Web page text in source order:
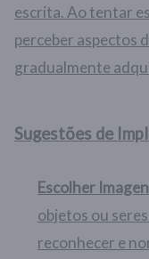
escrita. Ao tentar
perceber aspectos
gradualmente
Sugestões de
Escolher
objetos ou
reconhecer e